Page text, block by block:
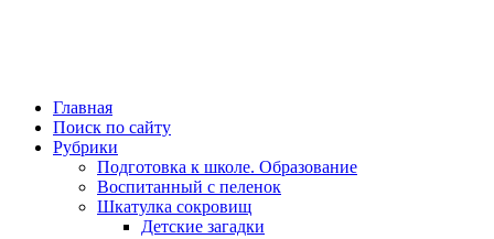
Главная
Поиск по сайту
Рубрики
Подготовка к школе. Образование
Воспитанный с пеленок
Шкатулка сокровищ
Детские загадки